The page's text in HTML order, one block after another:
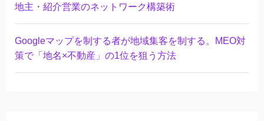
地主・紹介営業のネットワーク構築術
Googleマップを制する者が地域集客を制する。MEO対
策で「地名×不動産」の1位を狙う方法